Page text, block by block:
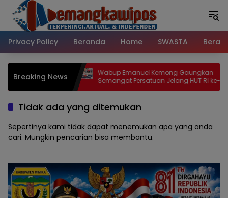
Langsung
konten
Privacy Policy
Beranda Home SWASTA
Breaking News
Kemong Gaungkan
Jelang HUT RI ke-
Adalah Kekuatan, Tong
Mimika Innovation Week 2026
Puluhan Inovator Berebut Gelar
BRIDA Umumkan Tiga Besar Tiap
Tidak ada yang ditemukan
Sepertinya kami tidak dapat menemukan apa yang anda
cari. Mungkin pencarian bisa membantu.